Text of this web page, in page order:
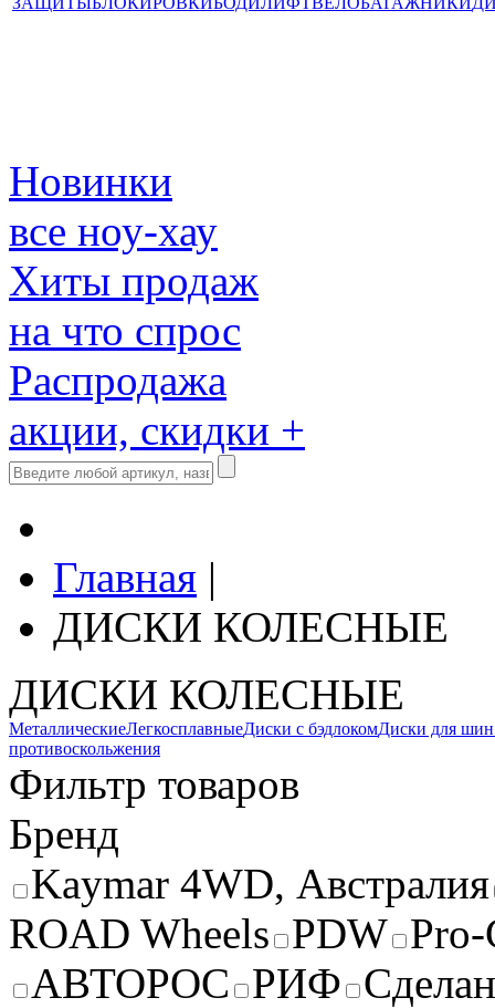
Новинки
все ноу-хау
Хиты продаж
на что спрос
Распродажа
акции, скидки +
Главная |
ДИСКИ КОЛЕСНЫЕ
ДИСКИ КОЛЕСНЫЕ
МеталлическиеЛегкосплавныеДиски с бэдлокомДиски для шин
противоскольжения
Фильтр товаров
Бренд
Kaymar 4WD, Австралия
ROAD Wheels PDW
АВТОРОС РИФ